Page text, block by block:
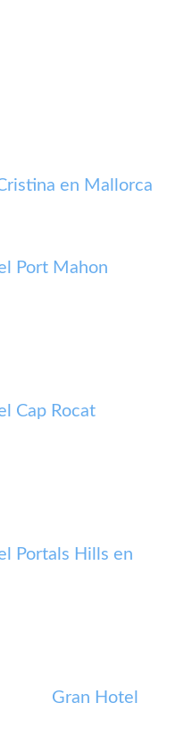
en Mallorca
Port Mahon
Cap Rocat
Portals Hills en
Gran Hotel